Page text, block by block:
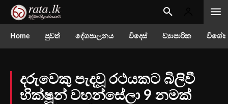
Home පුවත් දේශපාලනය විදෙස් ව්‍යාපාරික
දරුවෙකු පැදවූ රථයකට බිලිවී
භික්ෂූන් වහන්සේලා 9 නමක්